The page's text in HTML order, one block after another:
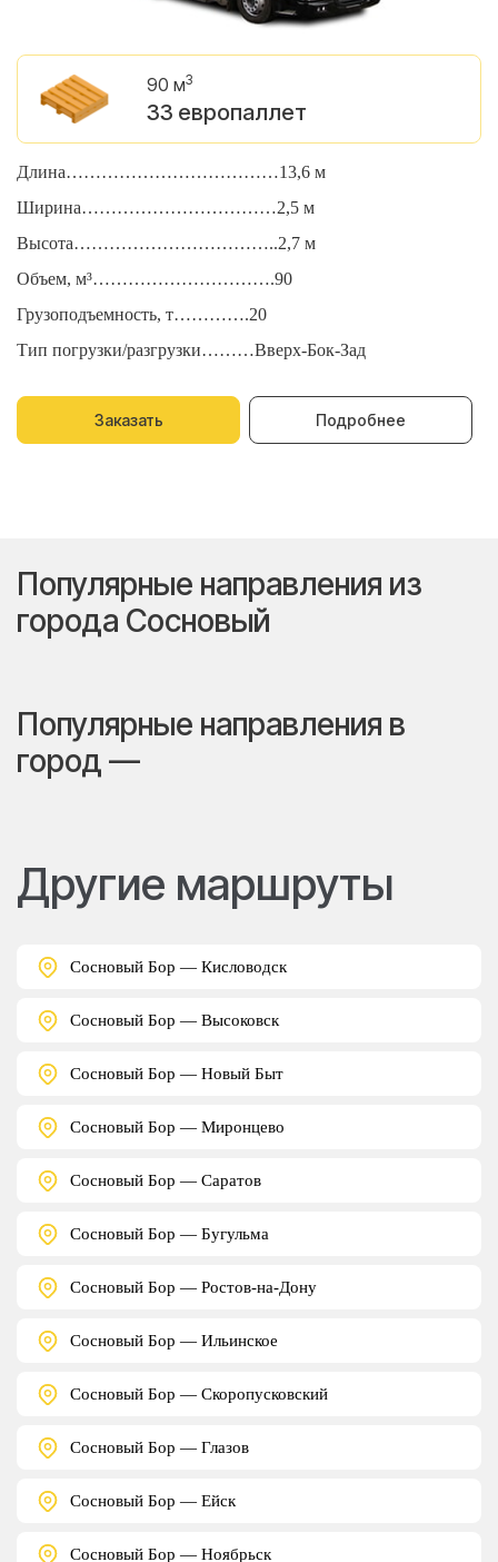
90 м3
33 европаллет
Длина………………………………13,6 м
Ширина……………………………2,5 м
Высота……………………………..2,7 м
Объем, м³………………………….90
Грузоподъемность, т………….20
Тип погрузки/разгрузки………Вверх-Бок-Зад
Заказать Подробнее
Популярные направления из
города Сосновый
Популярные направления в
город —
Другие маршруты
Сосновый Бор — Кисловодск
Сосновый Бор — Высоковск
Сосновый Бор — Новый Быт
Сосновый Бор — Миронцево
Сосновый Бор — Саратов
Сосновый Бор — Бугульма
Сосновый Бор — Ростов-на-Дону
Сосновый Бор — Ильинское
Сосновый Бор — Скоропусковский
Сосновый Бор — Глазов
Сосновый Бор — Ейск
Сосновый Бор — Ноябрьск